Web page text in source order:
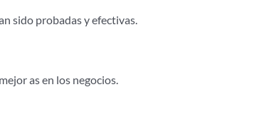
sido probadas y efectivas.
as en los negocios.